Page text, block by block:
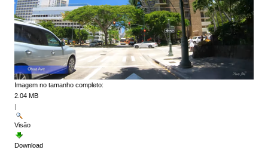
Imagem no tamanho completo:
2.04 MB
|
Visão
Download